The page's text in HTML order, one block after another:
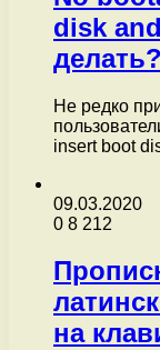
disk
делать?
Не редко
insert boot
09.03.2020
0 8 212
на